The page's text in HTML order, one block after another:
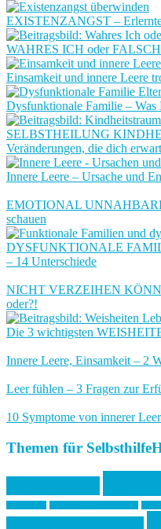
EXISTENZANGST –
WAHRES ICH oder
Einsamkeit und innere Leere
Dysfunktionale Familie – Was
SELBSTHEILUNG
Veränderungen, die dich
Innere Leere – Ursache und
EMOTIONAL
schauen
DYSFUNKTIONALE
– 14 Unterschiede
NICHT VERZEIHEN
oder?!
Die 3 wichtigsten
Innere Leere, Einsamkeit – 2
Leer fühlen – 3 Fragen zur
10 Symptome von innerer
Themen für